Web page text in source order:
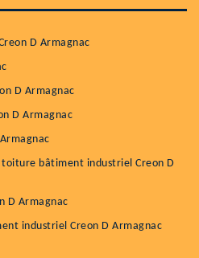
D Armagnac
D Armagnac
D Armagnac
bâtiment industriel Creon D
D Armagnac
industriel Creon D Armagnac
c'est préserver sa